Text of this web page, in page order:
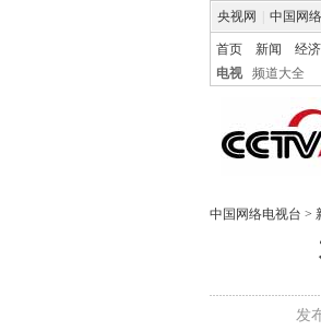
央视网 中国网
首页 新闻 经济
电视
频道大全
中国网络电视台 >
发